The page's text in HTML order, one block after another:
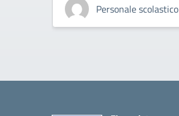
Personale scolastico